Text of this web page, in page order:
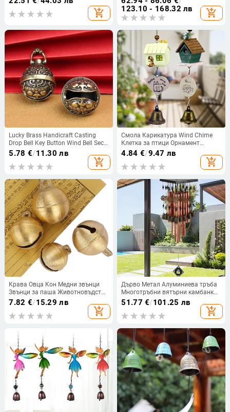
висяща градинска врата P3C4
add_shopping_cart
мелодии Тераса Градина
Декорация на църква
123.10 - 168.32 лв
add_shopping_cart
Lucky Brass Handicraft Casting
Drop Bell Key Button Wind Bell Sect
Bronze Bell Творчески подарък
Fengshui висулка за домашен
двор
5.78 €/11.30 лв
add_shopping_cart
Смола Карикатура Wind Chime
Клетка за птици Орнамент
Декорация на дома Градински
двор Сладка къща за птици
Висяща камбана Висулка
4.84 €/9.47 лв
add_shopping_cart
Крава Овца Кон Медни звънци
Звънци за паша Животновъдство
Животновъдство Месингов
звънец Крава Меден звънец Звук
Силен
7.82 €/15.29 лв
add_shopping_cart
Дърво Метал Алуминиева тръба
Многотръбни вятърни камбанки
Бронзови камбани Червени
външни орнаменти Балкон Дом
51.77 €/101.25 лв
add_shopping_cart